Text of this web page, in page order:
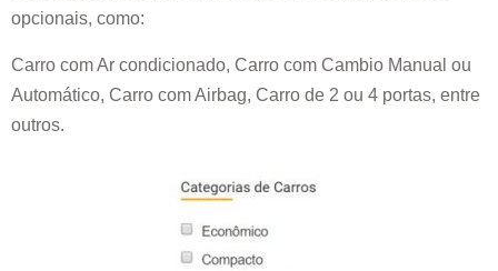
opcionais, como:
Carro com Ar condicionado, Carro com Cambio Manual ou
Automático, Carro com Airbag, Carro de 2 ou 4 portas, entre
outros.